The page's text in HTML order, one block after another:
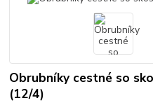
Obrubníky cestné so
(12/4)